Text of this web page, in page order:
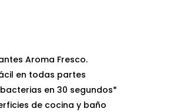
Aroma Fresco.
en todas partes
bacterias en 30 segundos*
de cocina y baño